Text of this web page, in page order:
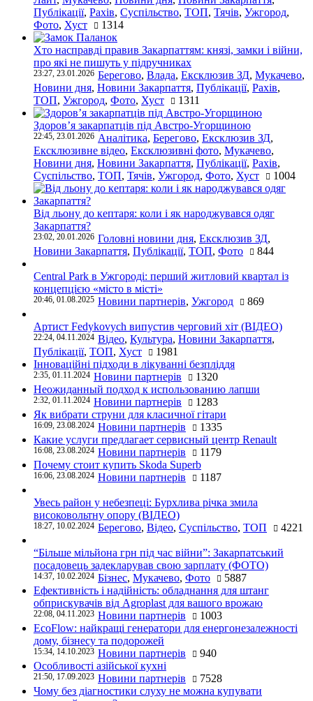
Публікації, Рахів, Суспільство, ТОП, Тячів, Ужгород,
Фото, Хуст 1314
Хто насправді правив Закарпаттям: князі, замки і війни,
про які не пишуть у підручниках
23:27, 23.01.2026 Берегово, Влада, Ексклюзив ЗД, Мукачево,
Новини дня, Новини Закарпаття, Публікації, Рахів,
ТОП, Ужгород, Фото, Хуст 1311
Здоров’я закарпатців під Австро-Угорщиною
22:45, 23.01.2026 Аналітика, Берегово, Ексклюзив ЗД,
Ексклюзивне відео, Ексклюзивні фото, Мукачево,
Новини дня, Новини Закарпаття, Публікації, Рахів,
Суспільство, ТОП, Тячів, Ужгород, Фото, Хуст 1004
Від льону до кептаря: коли і як народжувався одяг
Закарпаття?
23:02, 20.01.2026 Головні новини дня, Ексклюзив ЗД,
Новини Закарпаття, Публікації, ТОП, Фото 844
Central Park в Ужгороді: перший житловий квартал із
концепцією «місто в місті»
20:46, 01.08.2025 Новини партнерів, Ужгород 869
Артист Fedykovych випустив черговий хіт (ВІДЕО)
22:24, 04.11.2024 Відео, Культура, Новини Закарпаття,
Публікації, ТОП, Хуст
1981
Інноваційні підходи в лікуванні безпліддя
2:35, 01.11.2024 Новини партнерів
1320
Неожиданный подход к использованию лапши
2:32, 01.11.2024 Новини партнерів
1283
Як вибрати струни для класичної гітари
16:09, 23.08.2024 Новини партнерів
1335
Какие услуги предлагает сервисный центр Renault
16:08, 23.08.2024 Новини партнерів
1179
Почему стоит купить Skoda Superb
16:06, 23.08.2024 Новини партнерів 1187
Увесь район у небезпеці: Бурхлива річка змила
високовольтну опору (ВІДЕО)
18:27, 10.02.2024 Берегово, Відео, Суспільство, ТОП 4221
“Більше мільйона грн під час війни”: Закарпатський
посадовець задекларував свою зарплату (ФОТО)
14:37, 10.02.2024 Бізнес, Мукачево, Фото
5887
Ефективність і надійність: обладнання для штанг
обприскувачів від Agroplast для вашого врожаю
22:08, 04.11.2023 Новини партнерів
1003
EcoFlow: найкращі генератори для енергонезалежності
дому, бізнесу та подорожей
15:34, 14.10.2023 Новини партнерів
940
Особливості азійської кухні
21:50, 17.09.2023 Новини партнерів
7528
Чому без діагностики слуху не можна купувати